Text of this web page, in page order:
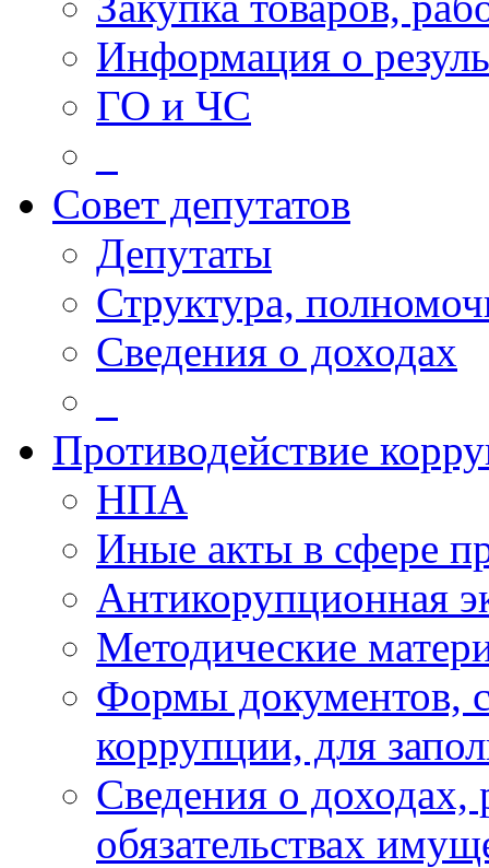
Информация о
ГО и ЧС
Совет депутатов
Депутаты
Структура,
Сведения о доходах
Противодействие
НПА
Иные акты в сфере
Антикорупционная
Методические
Формы документов,
коррупции, для
Сведения о доходах,
обязательствах